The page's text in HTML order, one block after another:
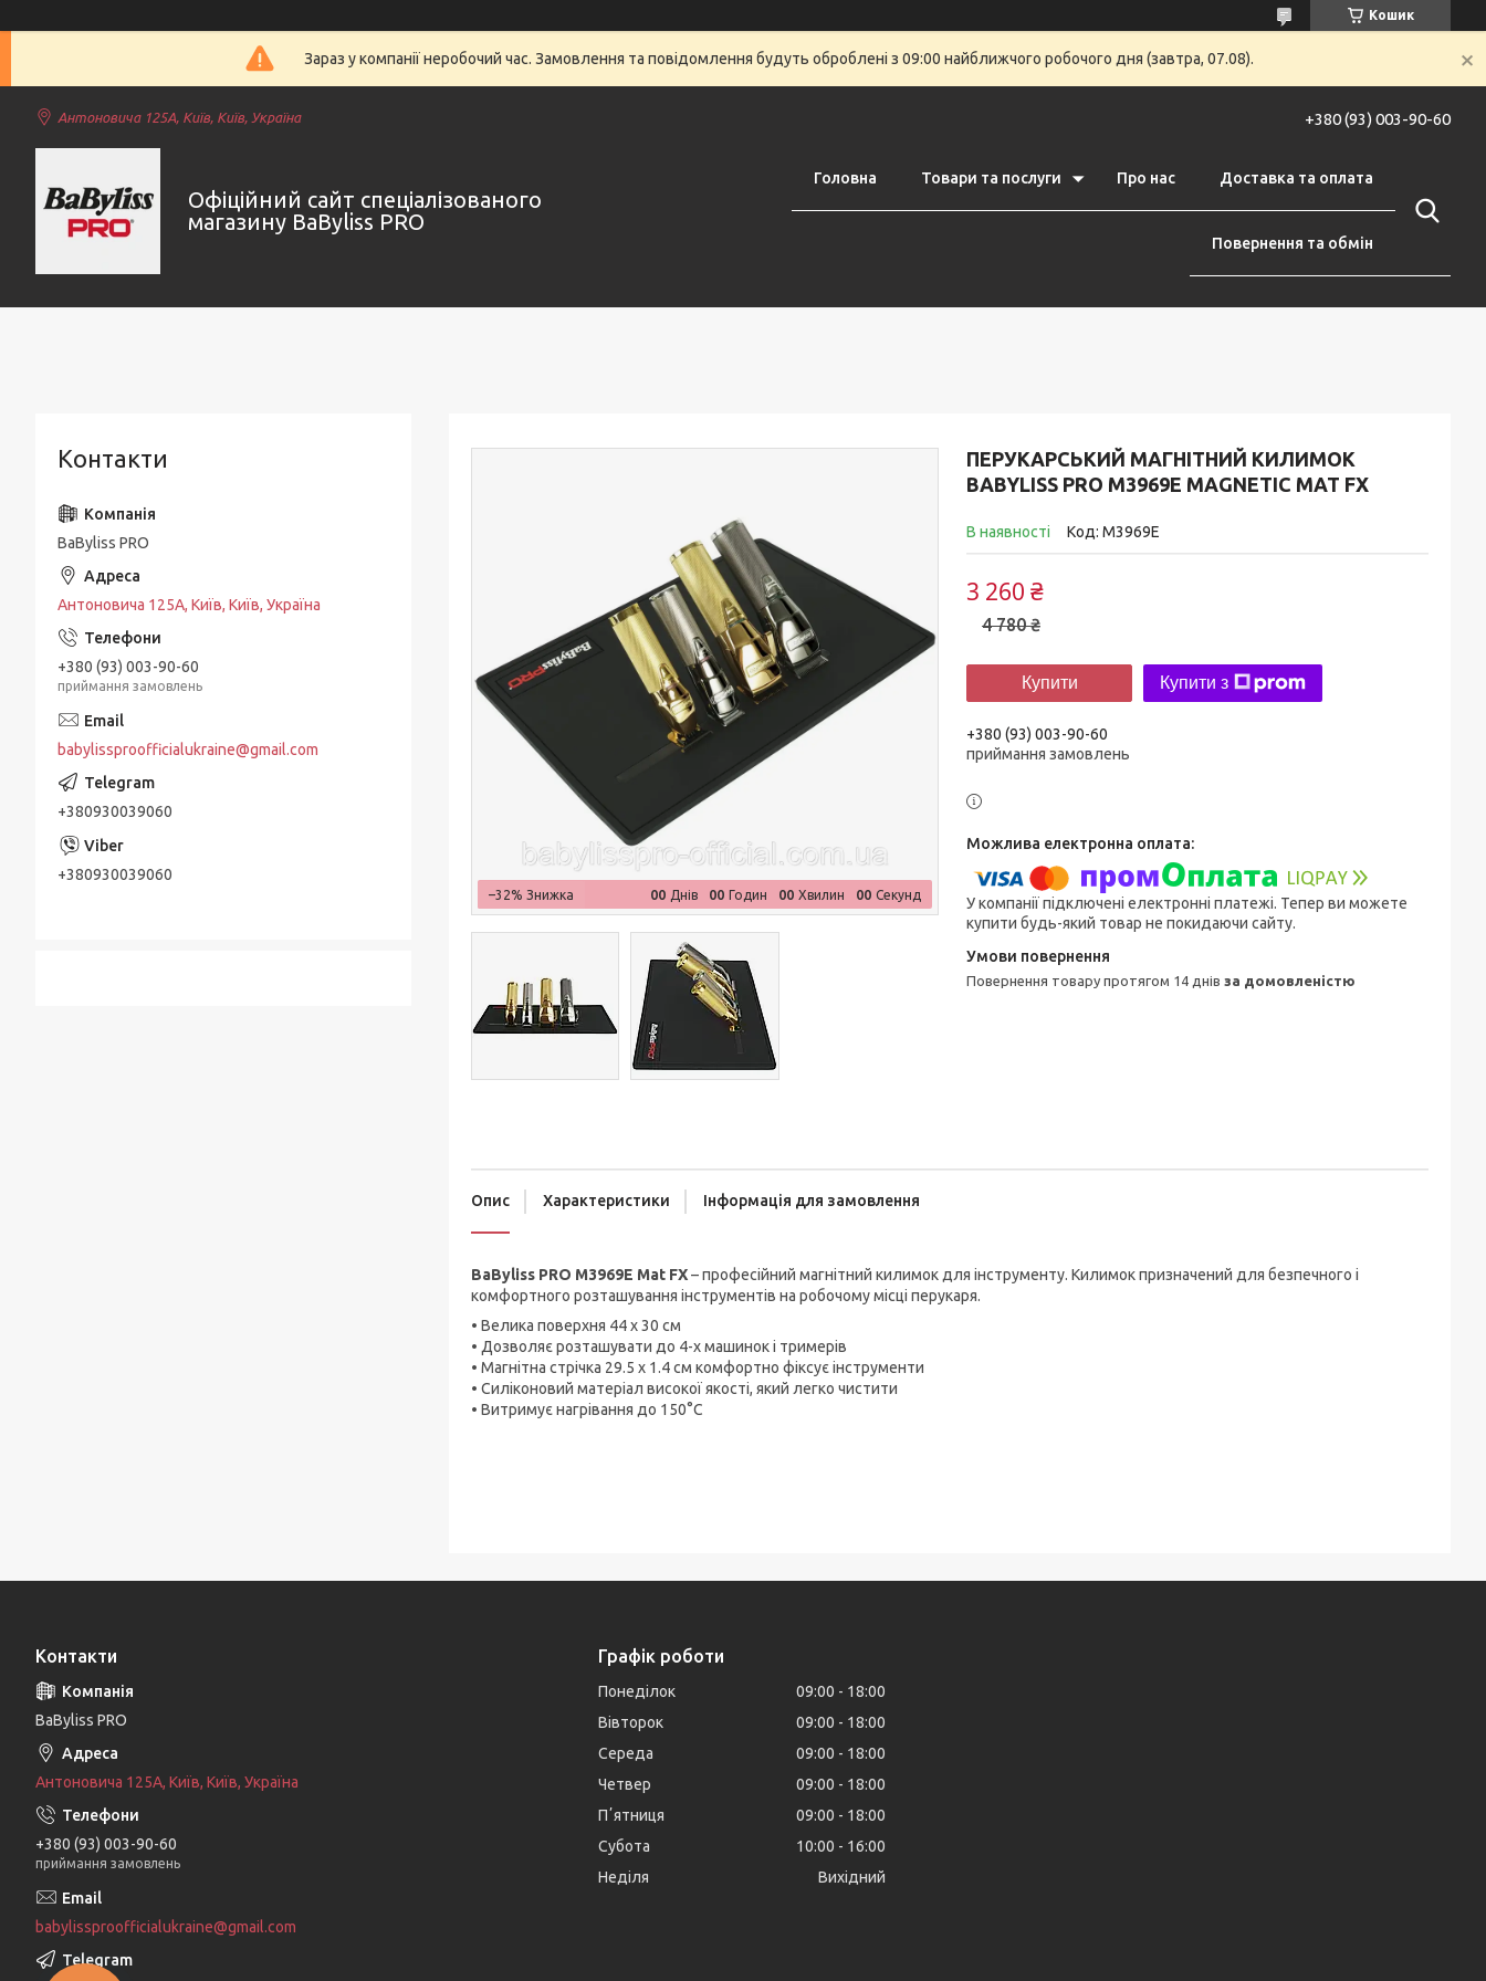
Кошик
Зараз у компанії неробочий час. Замовлення та повідомлення будуть оброблені з 09:00 найближчого робочого дня (завтра, 07.08).
Антоновича 125А, Київ, Київ, Україна +380 (93) 003-90-60
Офіційний сайт спеціалізованого
магазину BaByliss PRO
Головна Товари та послуги Про нас Доставка та оплата
Повернення та обмін
ПЕРУКАРСЬКИЙ МАГНІТНИЙ КИЛИМОК
BABYLISS PRO M3969E MAGNETIC MAT FX
В наявності Код: M3969E
4 780 ₴
3 260 ₴
Купити Купити з
+380 (93) 003-90-60
приймання замовлень
У компанії підключені електронні платежі. Тепер ви можете
купити будь-який товар не покидаючи сайту.
повернення товару протягом 14 днів за домовленістю
–32% 00 Днів 00 Годин 00 Хвилин 00 Секунд
Опис Характеристики Інформація для замовлення
BaByliss PRO M3969E Mat FX– професійний магнітний килимок для інструменту. Килимок призначений для безпечного і
комфортного розташування інструментів на робочому місці перукаря.
• Велика поверхня 44 х 30 см
• Дозволяє розташувати до 4-х машинок і тримерів
• Магнітна стрічка 29.5 x 1.4 см комфортно фіксує інструменти
• Силіконовий матеріал високої якості, який легко чистити
• Витримує нагрівання до 150°С
Контакти
BaByliss PRO
Антоновича 125А, Київ, Київ, Україна
+380 (93) 003-90-60
приймання замовлень
babylissproofficialukraine@gmail.com
+380930039060
+380930039060
Контакти
BaByliss PRO
Антоновича 125А, Київ, Київ, Україна
+380 (93) 003-90-60
приймання замовлень
babylissproofficialukraine@gmail.com
Графік роботи
Понеділок 09:00
18:00
Вівторок
09:00
18:00
Середа
09:00
18:00
Четвер
09:00
18:00
Пʼятниця
09:00
18:00
Субота
10:00
16:00
Неділя
Вихідний